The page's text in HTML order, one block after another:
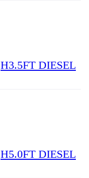
H3.5FT DIESEL
H5.0FT DIESEL